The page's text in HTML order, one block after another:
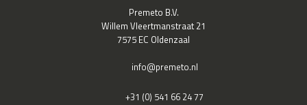
Premeto B.V.
Willem Vleertmanstraat 21
7575 EC Oldenzaal
info@premeto.nl
+31 (0) 541 66 24 77